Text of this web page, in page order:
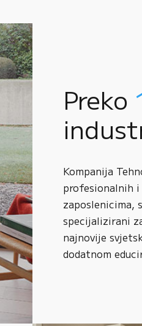
Preko
Kompanija
profesionalnih
zaposlenicima,
specijalizirani
najnovije
dodatnom